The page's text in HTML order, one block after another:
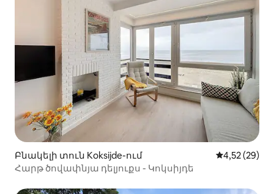
Բնակելի տուն Koksijde-ում Միջին
4,52 (29)
Հարթ ծովափնյա դելյուքս - Կոկսիյդե